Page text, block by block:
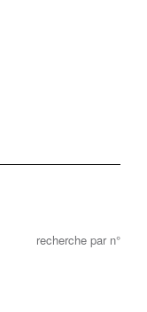
recherche par n°